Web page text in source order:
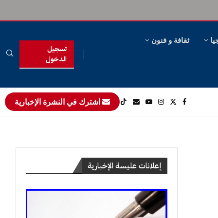
ثقافة و فنون
تسجيل
الدخول
اشترك في النشرة الإخبارية
إعلانات عليسة الإخبارية